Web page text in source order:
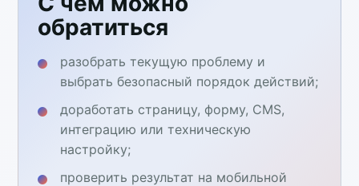
обратиться
разобрать текущую проблему и
выбрать безопасный порядок действий;
доработать страницу, форму, CMS,
интеграцию или техническую
настройку;
проверить результат на мобильной